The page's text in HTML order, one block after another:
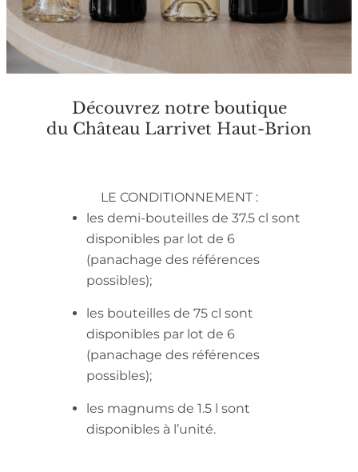
Découvrez notre boutique
du Château Larrivet Haut-Brion
LE CONDITIONNEMENT :
les demi-bouteilles de 37.5 cl sont
disponibles par lot de 6
(panachage des références
possibles);
les bouteilles de 75 cl sont
disponibles par lot de 6
(panachage des références
possibles);
les magnums de 1.5 l sont
disponibles à l’unité.